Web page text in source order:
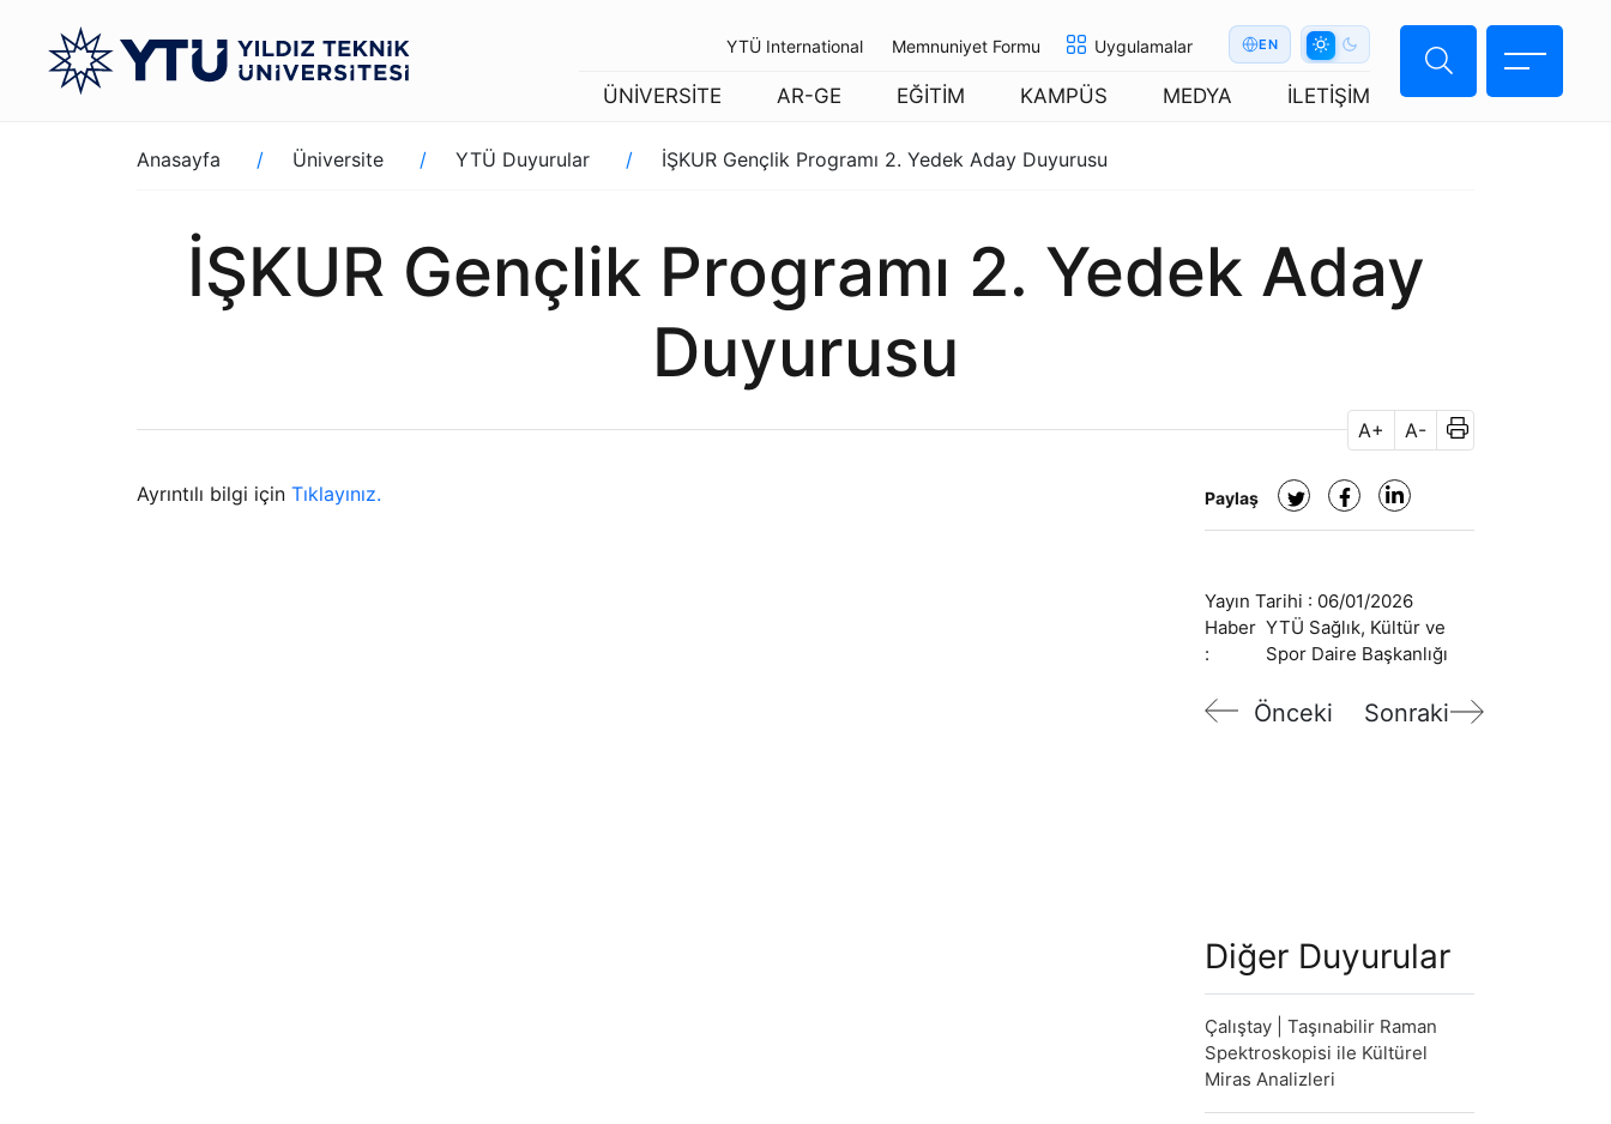
YTÜ International Memnuniyet Formu Uygulamalar EN
ÜNİVERSİTE AR-GE EĞİTİM KAMPÜS MEDYA İLETİŞİM
Sayfa
yolu
Anasayfa Üniversite YTÜ Duyurular İŞKUR Gençlik Programı 2. Yedek Aday Duyurusu
İŞKUR Gençlik Programı 2. Yedek Aday
Duyurusu
A+ A-
Ayrıntılı bilgi için Tıklayınız. Paylaş
Yayın Tarihi : 06/01/2026
Haber
:
YTÜ Sağlık, Kültür ve
Spor Daire Başkanlığı
Önceki Sonraki
Diğer Duyurular
Çalıştay | Taşınabilir Raman
Spektroskopisi ile Kültürel
Miras Analizleri